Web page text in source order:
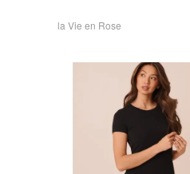
la Vie en Rose